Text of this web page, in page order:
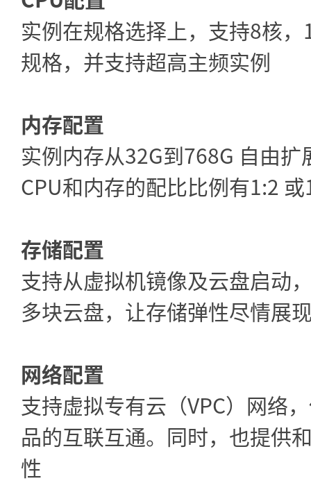
实例在规格选择上，支持8核
规格，并支持超高主频实例
内存配置
实例内存从32G到768G 自由
CPU和内存的配比比例有1:2
存储配置
支持从虚拟机镜像及云盘启动
多块云盘，让存储弹性尽情展
网络配置
支持虚拟专有云（VPC）网络
品的互联互通。同时，也提供
性